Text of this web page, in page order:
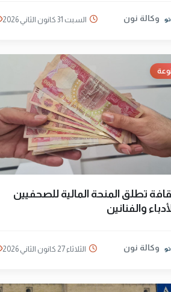
وكالة نون السبت 31 كانون الثاني 2026
تطلق المنحة المالية للصحفيين
والفنانين
وكالة نون الثلاثاء 27 كانون الثاني 2026